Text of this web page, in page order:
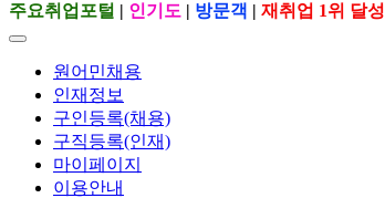
주요취업포털 | 인기도 | 방문객 | 재취업 1위 달성
원어민채용
인재정보
구인등록(채용)
구직등록(인재)
마이페이지
이용안내